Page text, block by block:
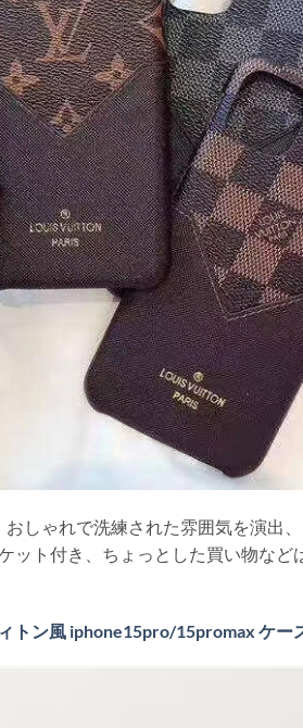
しゃれで洗練された雰囲気を演出
ット付き、ちょっとした買い物など
トン風 iphone15pro/15promax ケー